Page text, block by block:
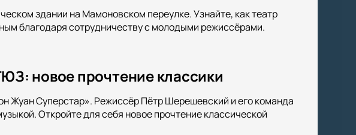
здании на Мамоновском переулке. Узнайте, как театр
благодаря сотрудничеству с молодыми режиссёрами.
новое прочтение классики
Жуан Суперстар». Режиссёр Пётр Шерешевский и его команда
Откройте для себя новое прочтение классической